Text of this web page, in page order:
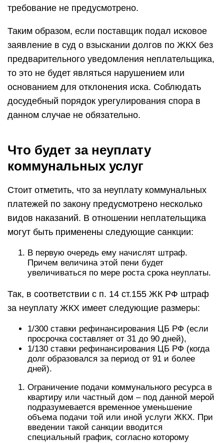
требование не предусмотрено.
Таким образом, если поставщик подал исковое
заявление в суд о взыскании долгов по ЖКХ без
предварительного уведомления неплательщика,
то это не будет являться нарушением или
основанием для отклонения иска. Соблюдать
досудебный порядок урегулирования спора в
данном случае не обязательно.
Что будет за неуплату
коммунальных услуг
Стоит отметить, что за неуплату коммунальных
платежей по закону предусмотрено несколько
видов наказаний. В отношении неплательщика
могут быть применены следующие санкции:
В первую очередь ему начислят штраф.
Причем величина этой пени будет
увеличиваться по мере роста срока неуплаты.
Так, в соответствии с п. 14 ст.155 ЖК РФ штраф
за неуплату ЖКХ имеет следующие размеры:
1/300 ставки рефинансирования ЦБ РФ (если
просрочка составляет от 31 до 90 дней),
1/130 ставки рефинансирования ЦБ РФ (когда
долг образовался за период от 91 и более
дней).
Ограничение подачи коммунального ресурса в
квартиру или частный дом – под данной мерой
подразумевается временное уменьшение
объема подачи той или иной услуги ЖКХ. При
введении такой санкции вводится
специальный график, согласно которому